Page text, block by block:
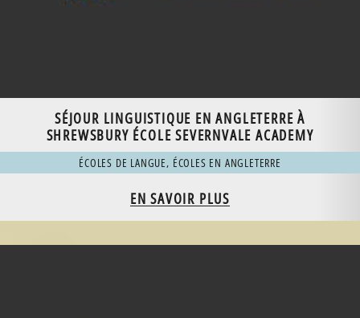
SÉJOUR LINGUISTIQUE EN ANGLETERRE À
SHREWSBURY ÉCOLE SEVERNVALE ACADEMY
ÉCOLES DE LANGUE, ÉCOLES EN ANGLETERRE
EN SAVOIR PLUS